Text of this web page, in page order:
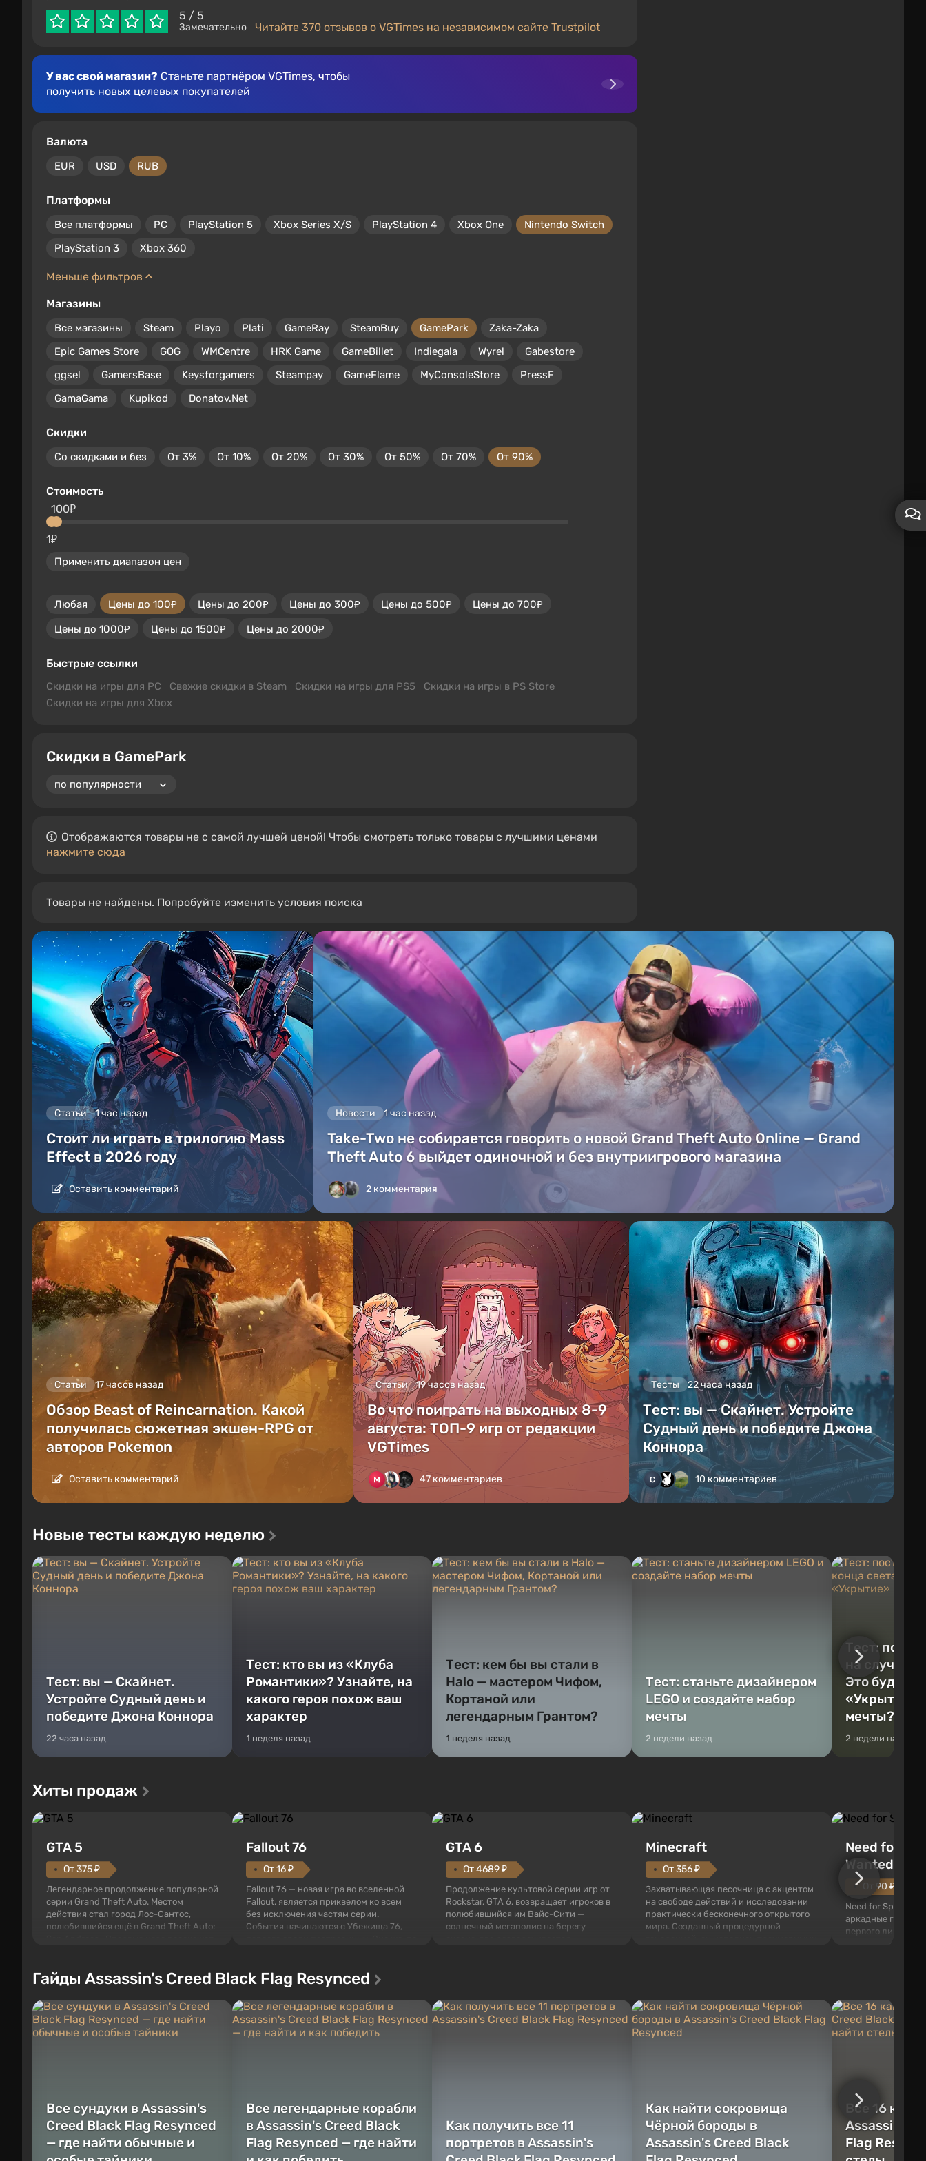
5 / 5
Замечательно Читайте 370 отзывов о VGTimes на независимом сайте Trustpilot
У вас свой магазин? Станьте партнёром VGTimes, чтобы
получить новых целевых покупателей
Валюта
EUR USD RUB
Платформы
Все платформы PC PlayStation 5 Xbox Series X/S PlayStation 4 Xbox One
Nintendo Switch
PlayStation 3
Xbox 360
Меньше фильтров
Магазины
Все магазины Steam Playo Plati GameRay SteamBuy GamePark
Zaka-Zaka
Epic Games Store
GOG WMCentre HRK Game GameBillet Indiegala Wyrel
Gabestore
ggsel
GamersBase Keysforgamers Steampay GameFlame MyConsoleStore
PressF
GamaGama
Kupikod Donatov.Net
Скидки
Со скидками и без От 3% От 10% От 20% От 30% От 50% От 70% От 90%
Стоимость
1₽
100₽
Применить диапазон цен
Любая Цены до 100₽ Цены до 200₽ Цены до 300₽ Цены до 500₽
Цены до 700₽
Цены до 1000₽
Цены до 1500₽ Цены до 2000₽
Быстрые ссылки
Скидки на игры для PC Свежие скидки в Steam Скидки на игры для PS5
Скидки на игры в PS Store
Скидки на игры для Xbox
Скидки в GamePark
Отображаются товары не с самой лучшей ценой! Чтобы смотреть только товары с лучшими ценами
нажмите сюда
Товары не найдены. Попробуйте изменить условия поиска
Статьи 1 час назад
Стоит ли играть в трилогию Mass
Effect в 2026 году
Оставить комментарий
Новости 1 час назад
Take-Two не собирается говорить о новой Grand Theft Auto Online — Grand
Theft Auto 6 выйдет одиночной и без внутриигрового магазина
2 комментария
Статьи 17 часов назад
Обзор Beast of Reincarnation. Какой
получилась сюжетная экшен-RPG от
авторов Pokemon
Оставить комментарий
Статьи 19 часов назад
Во что поиграть на выходных 8-9
августа: ТОП-9 игр от редакции
VGTimes
47 комментариев
Тесты 22 часа назад
Тест: вы — Скайнет. Устройте
Судный день и победите Джона
Коннора
10 комментариев
Новые тесты каждую неделю
Тест: вы — Скайнет.
Устройте Судный день и
победите Джона Коннора
22 часа назад
Тест: кто вы из «Клуба
Романтики»? Узнайте, на
какого героя похож ваш
характер
1 неделя назад
Тест: кем бы вы стали в
Halo — мастером Чифом,
Кортаной или
легендарным Грантом?
1 неделя назад
Тест: станьте дизайнером
LEGO и создайте набор
мечты
2 недели назад
Тест:
на случай
Это будет
«Укрытие»
мечты?
2 недели назад
Хиты продаж
GTA 5
От 375 ₽
Легендарное продолжение популярной
серии Grand Theft Auto. Местом
действия стал город Лос-Сантос,
полюбившийся ещё в Grand Theft Auto:
которыми вы сможете переключаться в
любое время. Жанр и...
Fallout 76
От 16 ₽
Fallout 76 — новая игра во вселенной
Fallout, является приквелом ко всем
без исключения частям серии.
События начинаются с Убежища 76,
как на Америку упадут ядерные бомбы.
Место действия Fallout...
GTA 6
От 4689 ₽
Продолжение культовой серии игр от
Rockstar, GTA 6, возвращает игроков в
полюбившийся им Вайс-Сити —
солнечный мегаполис на берегу
неприятности. И...
Minecraft
От 356 ₽
Захватывающая песочница с акцентом
на свободе действий и исследовании
практически бесконечного открытого
мира. Созданный процедурной
Игроку дана по...
Need for
Wanted
От 90 ₽
Need for Speed:
аркадные гонки с
первого лица. В
нарушите
Гайды Assassin's Creed Black Flag Resynced
Все сундуки в Assassin's
Creed Black Flag Resynced
— где найти обычные и
Все легендарные корабли
в Assassin's Creed Black
Flag Resynced — где найти
Как получить все 11
портретов в Assassin's
Как найти сокровища
Чёрной бороды в
Assassin's Creed Black
Все 16
Assassin's
Flag